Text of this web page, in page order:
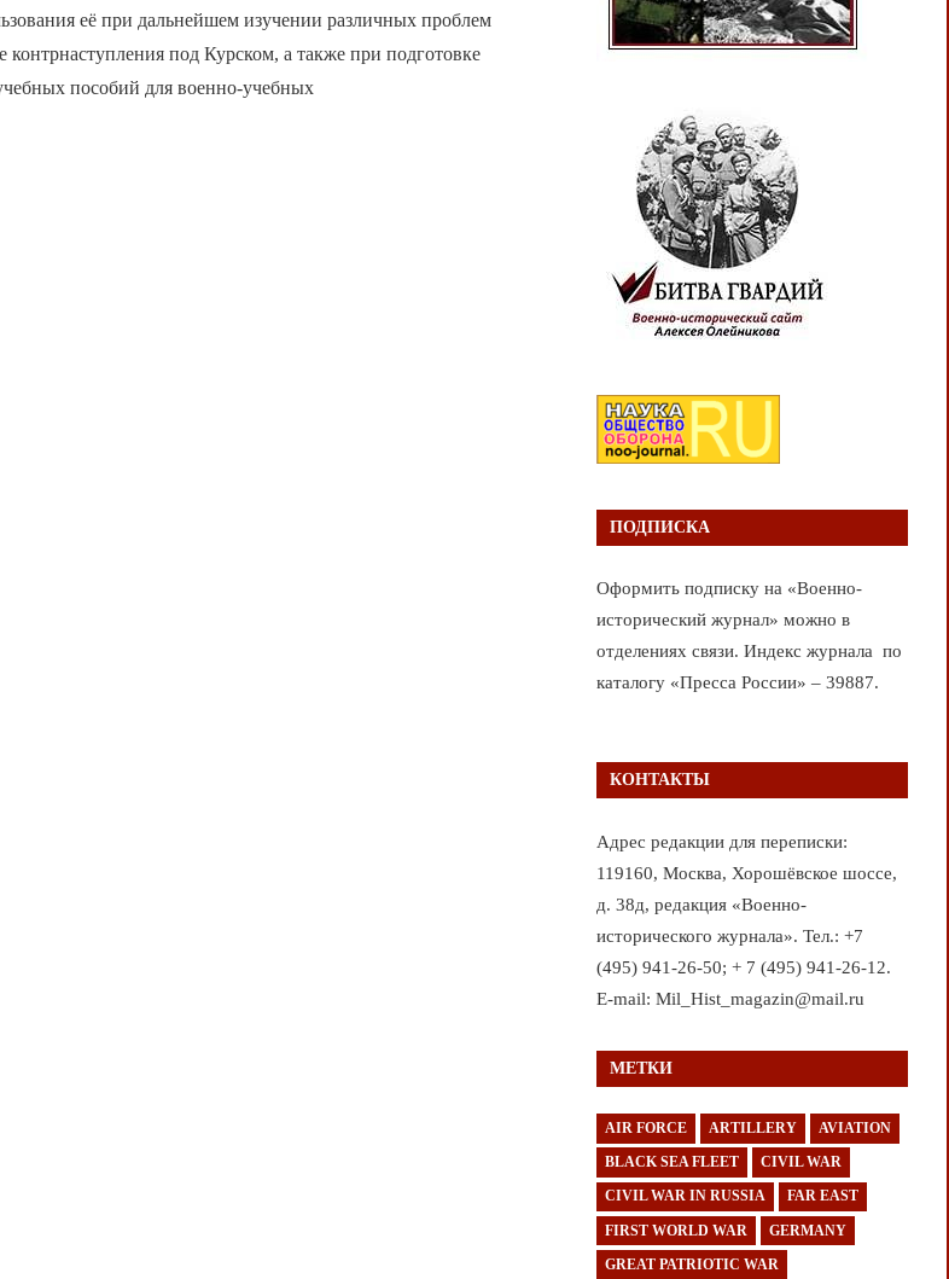
её при дальнейшем изучении различных проблем
контрнаступления под Курском, а также при подготовке
пособий для военно-учебных
ПОДПИСКА
Оформить подписку на «Военно-
исторический журнал» можно в
отделениях связи. Индекс журнала по
каталогу «Пресса России» – 39887.
КОНТАКТЫ
Адрес редакции для переписки:
119160, Москва, Хорошёвское шоссе,
д. 38д, редакция «Военно-
исторического журнала». Тел.: +7
(495) 941-26-50; + 7 (495) 941-26-12.
E-mail: Mil_Hist_magazin@mail.ru
МЕТКИ
AIR FORCE ARTILLERY AVIATION
BLACK SEA FLEET CIVIL WAR
CIVIL WAR IN RUSSIA FAR EAST
FIRST WORLD WAR GERMANY
GREAT PATRIOTIC WAR